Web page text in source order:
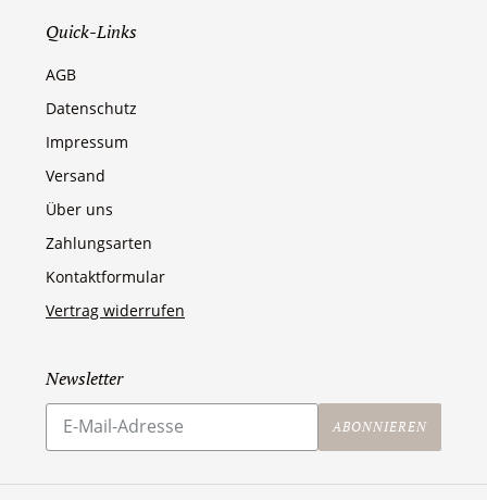
Quick-Links
AGB
Datenschutz
Impressum
Versand
Über uns
Zahlungsarten
Kontaktformular
Vertrag widerrufen
Newsletter
Abonnieren
unsere
ABONNIEREN